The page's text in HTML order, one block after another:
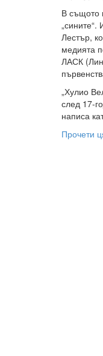
В същото
„сините“.
Лестър,
медията
ЛАСК
„Хулио
след 17-
написа
Прочети